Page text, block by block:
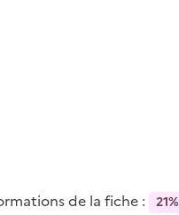
de la fiche : 21%